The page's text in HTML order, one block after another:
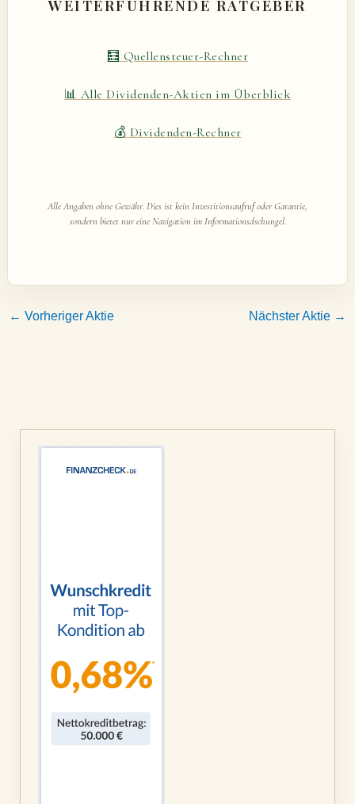
WEITERFÜHRENDE RATGEBER
🧮 Quellensteuer-Rechner
📊 Alle Dividenden-Aktien im Überblick
💰 Dividenden-Rechner
Alle Angaben ohne Gewähr. Dies ist kein Investitionsaufruf oder Garantie,
sondern bietet nur eine Navigation im Informationsdschungel.
← Vorheriger Aktie Nächster Aktie →